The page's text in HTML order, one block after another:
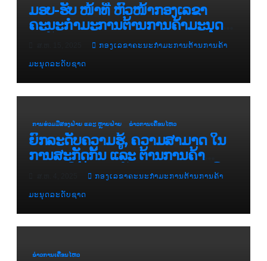
ມອບ-ຮັບ ໜ້າທີ່ ຫົວໜ້າກອງເລຂາ
ຄະນະກຳມະການຕ້ານການຄ້າມະນຸດ
ກອງເລຂາຄະນະກຳມະການຕ້ານການຄ້າ
ມະນຸດລະດັບຊາດ
ການຮ່ວມມືສອງຝ່າຍ ແລະ ຫຼາຍຝ່າຍ ຂ່າວການເຄື່ອນໄຫວ
ຍົກລະດັບຄວາມຮູ້, ຄວາມສາມາດ ໃນ
ການສະກັດກັ້ນ ແລະ ຕ້ານການຄ້າ
ມະນຸດ ໃຫ້ແກ່ກຳລັງຕຳຫຼວດປະຊາຊົນ
ກອງເລຂາຄະນະກຳມະການຕ້ານການຄ້າ
ມະນຸດລະດັບຊາດ
ຂ່າວການເຄື່ອນໄຫວ